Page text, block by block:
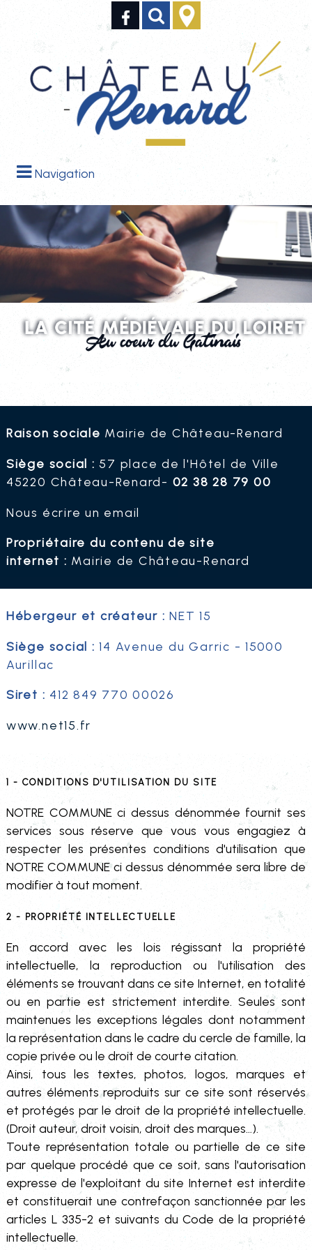
Navigation
Raison sociale Mairie de Château-Renard
Siège social : 57 place de l'Hôtel de Ville
45220 Château-Renard- 02 38 28 79 00
Nous écrire un email
Propriétaire du contenu de site
internet : Mairie de Château-Renard
Hébergeur et créateur : NET 15
Siège social : 14 Avenue du Garric - 15000
Aurillac
Siret : 412 849 770 00026
www.net15.fr
1 - Conditions d'utilisation du site
NOTRE COMMUNE ci dessus dénommée fournit ses
services sous réserve que vous vous engagiez à
respecter les présentes conditions d'utilisation que
NOTRE COMMUNE ci dessus dénommée sera libre de
modifier à tout moment.
2 - Propriété intellectuelle
En accord avec les lois régissant la propriété
intellectuelle, la reproduction ou l'utilisation des
éléments se trouvant dans ce site Internet, en totalité
ou en partie est strictement interdite. Seules sont
maintenues les exceptions légales dont notamment
la représentation dans le cadre du cercle de famille, la
copie privée ou le droit de courte citation.
Ainsi, tous les textes, photos, logos, marques et
autres éléments reproduits sur ce site sont réservés
et protégés par le droit de la propriété intellectuelle.
(Droit auteur, droit voisin, droit des marques…).
Toute représentation totale ou partielle de ce site
par quelque procédé que ce soit, sans l'autorisation
expresse de l'exploitant du site Internet est interdite
et constituerait une contrefaçon sanctionnée par les
articles L 335-2 et suivants du Code de la propriété
intellectuelle.